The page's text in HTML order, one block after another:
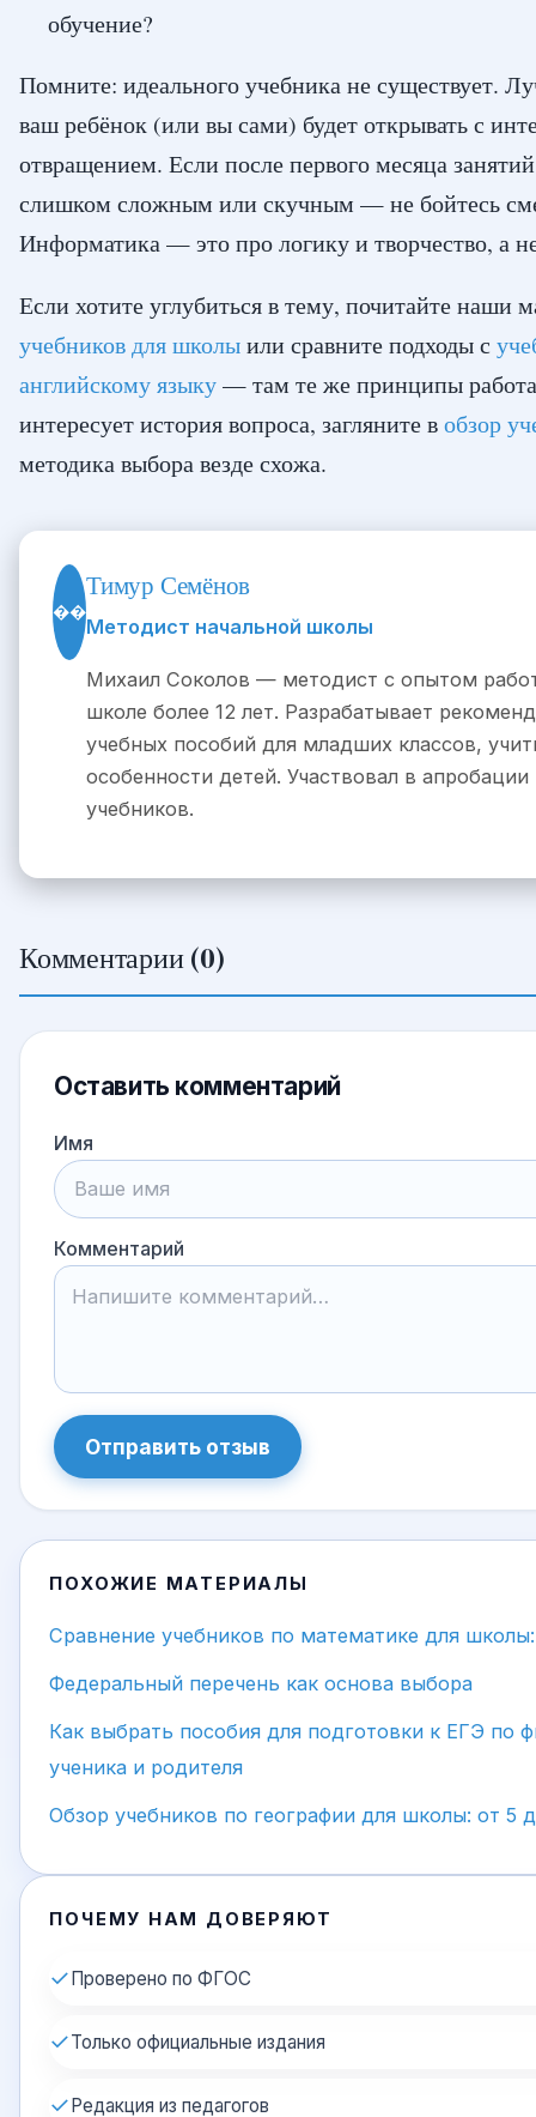
обучение?
Помните: идеального учебника не существует.
ваш ребёнок (или вы сами) будет открывать с
отвращением. Если после первого месяца
слишком сложным или скучным — не бойтесь
Информатика — это про логику и творчество, а
Если хотите углубиться в тему, почитайте наши
учебников для школыили сравните подходы с
английскому языку— там те же принципы
интересует история вопроса, загляните вобзор
методика выбора везде схожа.
��
Тимур Семёнов
Методист начальной школы
Михаил Соколов — методист с опытом
школе более 12 лет. Разрабатывает
учебных пособий для младших классов,
особенности детей. Участвовал в апробации
учебников.
Комментарии (0)
Оставить комментарий
Имя
Комментарий
Отправить отзыв
ПОХОЖИЕ МАТЕРИАЛЫ
Сравнение учебников по математике для
Федеральный перечень как основа выбора
Как выбрать пособия для подготовки к ЕГЭ по
ученика и родителя
Обзор учебников по географии для школы: от 5
ПОЧЕМУ НАМ ДОВЕРЯЮТ
✓Проверено по ФГОС
✓Только официальные издания
✓Редакция из педагогов